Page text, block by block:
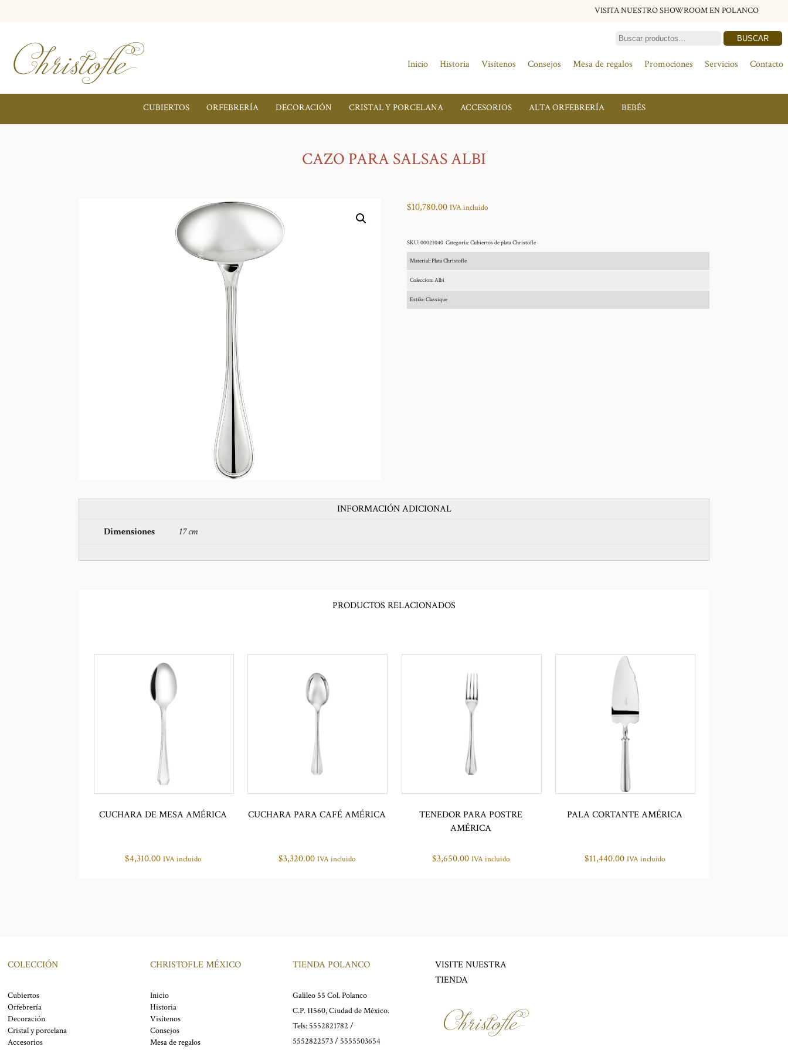
VISITA NUESTRO SHOWROOM EN POLANCO
BUSCAR
Inicio Historia Visítenos Consejos Mesa de regalos Promociones Servicios Contacto
CUBIERTOS ORFEBRERÍA DECORACIÓN CRISTAL Y PORCELANA ACCESORIOS ALTA ORFEBRERÍA BEBÉS
CAZO PARA SALSAS ALBI
$10,780.00 IVA incluido
SKU:00021040 Categoría:Cubiertos de plata Christofle
Material: Plata Christofle
Coleccion: Albi
Estilo: Classique
INFORMACIÓN ADICIONAL
Dimensiones
17 cm
PRODUCTOS RELACIONADOS
CUCHARA DE MESA AMÉRICA
$4,310.00 IVA incluido
CUCHARA PARA CAFÉ AMÉRICA
$3,320.00 IVA incluido
TENEDOR PARA POSTRE
AMÉRICA
$3,650.00 IVA incluido
PALA CORTANTE AMÉRICA
$11,440.00 IVA incluido
COLECCIÓN
Cubiertos
Orfebrería
Decoración
Cristal y porcelana
Accesorios
CHRISTOFLE MÉXICO
Inicio
Historia
Visítenos
Consejos
Mesa de regalos
TIENDA POLANCO
Galileo 55 Col. Polanco
C.P. 11560, Ciudad de México.
Tels: 5552821782 /
5552822573 / 5555503654
VISITE NUESTRA
TIENDA